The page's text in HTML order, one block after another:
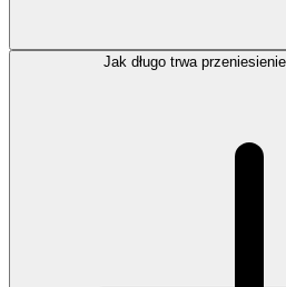
Jak długo trwa